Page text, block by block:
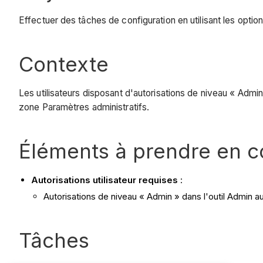
Effectuer des tâches de configuration en utilisant les
Contexte
Les utilisateurs disposant d'autorisations de niveau «
zone Paramètres administratifs.
Éléments à prendre en
Autorisations utilisateur requises :
Autorisations de niveau « Admin » dans l'outil Admin
Tâches